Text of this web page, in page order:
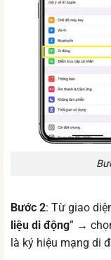
Bước 2: Từ giao
liệu di động” →
là ký hiệu mạng di